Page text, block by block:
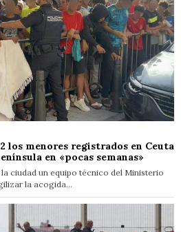
los menores registrados en Ceuta
en «pocas semanas»
ciudad un equipo técnico del Ministerio
la acogida…